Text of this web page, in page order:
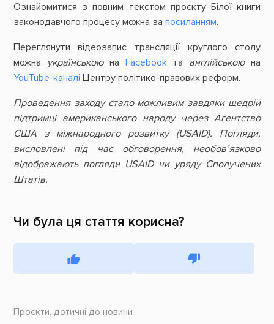
Ознайомитися з повним текстом проєкту Білої книги
законодавчого процесу можна за посиланням.
Переглянути відеозапис трансляції круглого столу
можна
українською наFacebook та англійськоюна
YouTube-каналі Центру політико-правових реформ.
Проведення заходу стало можливим завдяки щедрій
підтримці американського народу через Агентство
США з міжнародного розвитку (USAID). Погляди,
висловлені під час обговорення, необов’язково
відображають погляди USAID чи уряду Сполучених
Штатів.
Чи була ця стаття корисна?
Проєкти, дотичні до новини